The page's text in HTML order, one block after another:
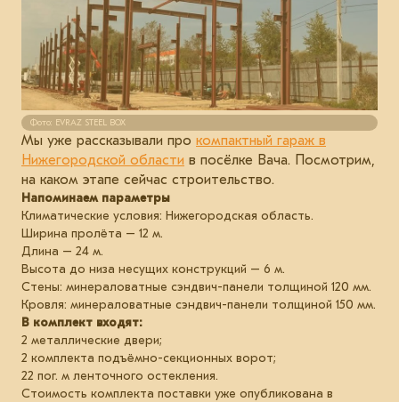
Фото: EVRAZ STEEL BOX
Мы уже рассказывали про компактный гараж в
Нижегородской области в посёлке Вача. Посмотрим,
на каком этапе сейчас строительство.
Напоминаем параметры
Климатические условия: Нижегородская область.
Ширина пролёта – 12 м.
Длина – 24 м.
Высота до низа несущих конструкций – 6 м.
Стены: минераловатные сэндвич-панели толщиной 120 мм.
Кровля: минераловатные сэндвич-панели толщиной 150 мм.
В комплект входят:
2 металлические двери;
2 комплекта подъёмно-секционных ворот;
22 пог. м ленточного остекления.
Стоимость комплекта поставки уже опубликована в